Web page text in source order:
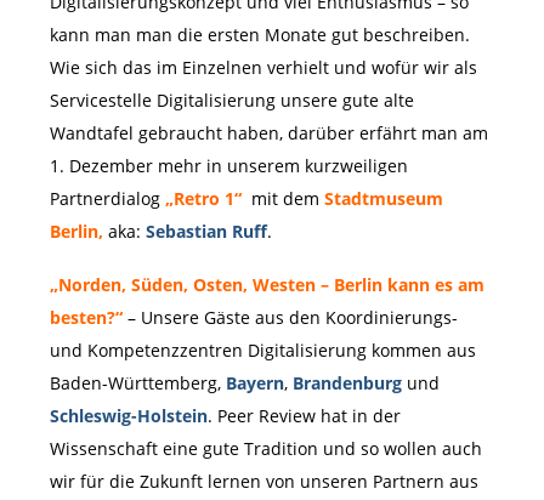
kann man man die ersten Monate gut beschreiben.
Wie sich das im Einzelnen verhielt und wofür wir als
Servicestelle Digitalisierung unsere gute alte
Wandtafel gebraucht haben, darüber erfährt man am
1. Dezember mehr in unserem kurzweiligen
Partnerdialog „Retro 1“ mit dem Stadtmuseum
Berlin, aka: Sebastian Ruff.
„Norden, Süden, Osten, Westen – Berlin kann es am
besten?“– Unsere Gäste aus den Koordinierungs-
und Kompetenzzentren Digitalisierung kommen aus
Baden-Württemberg, Bayern, Brandenburgund
Schleswig-Holstein. Peer Review hat in der
Wissenschaft eine gute Tradition und so wollen auch
wir für die Zukunft lernen von unseren Partnern aus